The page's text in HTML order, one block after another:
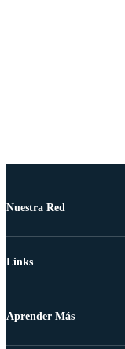
Nuestra Red
Links
Aprender Más